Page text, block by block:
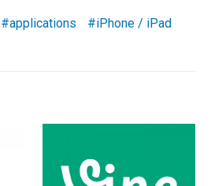
applications
iPhone / iPad